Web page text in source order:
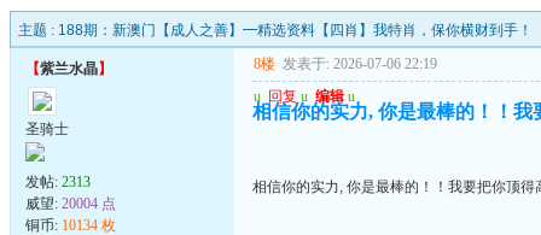
主题 : 188期：新澳门【成人之善】━精选资料【四肖】我特肖，保你横财到手！
【紫兰水晶】
圣骑士
发帖: 2313
威望: 20004 点
铜币: 10134 枚
8楼 发表于: 2026-07-06 22:19
u 回复 u 编辑 u
相信你的实力, 你是最棒的！！我
相信你的实力, 你是最棒的！！我要把你顶得